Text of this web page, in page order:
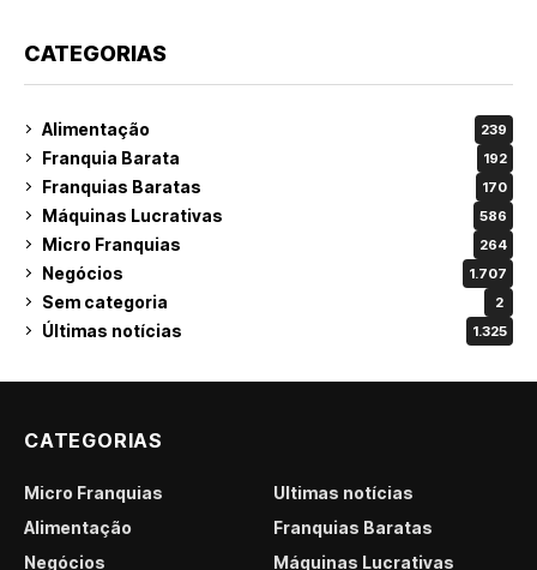
CATEGORIAS
Alimentação 239
Franquia Barata 192
Franquias Baratas 170
Máquinas Lucrativas 586
Micro Franquias 264
Negócios 1.707
Sem categoria 2
Últimas notícias 1.325
CATEGORIAS
Micro Franquias
Últimas notícias
Alimentação
Franquias Baratas
Negócios
Máquinas Lucrativas